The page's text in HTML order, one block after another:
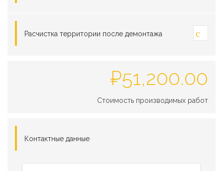
Расчистка территории после демонтажа
₽51,200.00
Стоимость производимых работ
Контактные данные